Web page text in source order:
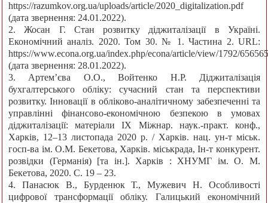
https://razumkov.org.ua/uploads/article/2020_digitalization.pdf
(дата звернення: 24.01.2022).
2. Жосан Г. Стан розвитку діджиталізації в Україні.
Економічний аналіз. 2020. Том 30. № 1. Частина 2. URL:
https://www.econa.org.ua/index.php/econa/article/view/1792/
(дата звернення: 28.01.2022).
3. Артем’єва О.О., Войтенко Н.Р. Діджиталізація
бухгалтерського обліку: сучасний стан та перспективи
розвитку. Інновації в обліково-аналітичному забезпеченні та
управлінні фінансово-економічною безпекою в умовах
діджиталізації: матеріали ІХ Міжнар. наук.-практ. конф.,
Харків, 12–13 листопада 2020 р. / Харків. нац. ун-т міськ.
госп-ва ім. О.М. Бекетова, Харків. міськрада, Ін-т конкурент.
розвідки (Германія) [та ін.]. Харків : ХНУМГ ім. О. М.
Бекетова, 2020. С. 19 – 23.
4. Панасюк В., Бурденюк Т., Мужевич Н. Особливості
цифрової трансформації обліку. Галицький економічний